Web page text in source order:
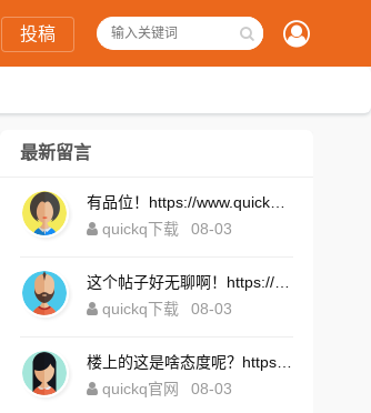
投稿
最新留言
quickq下载
08-03
quickq下载
08-03
quickq官网
08-03